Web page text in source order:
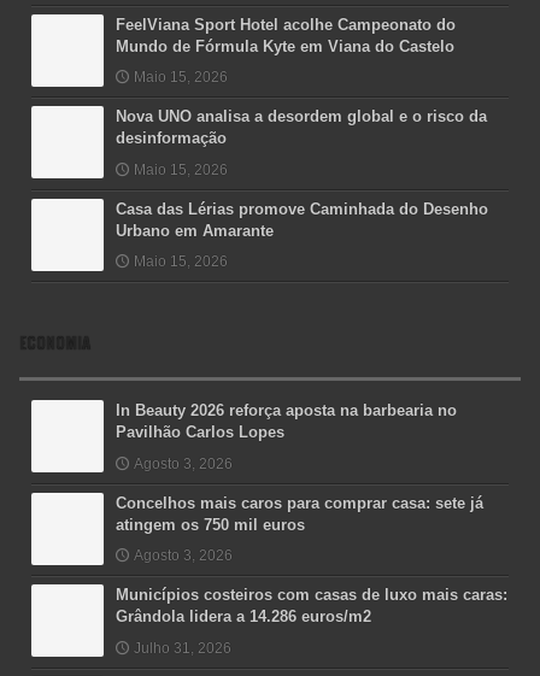
FeelViana Sport Hotel acolhe Campeonato do
Mundo de Fórmula Kyte em Viana do Castelo
Maio 15, 2026
Nova UNO analisa a desordem global e o risco da
desinformação
Maio 15, 2026
Casa das Lérias promove Caminhada do Desenho
Urbano em Amarante
Maio 15, 2026
ECONOMIA
In Beauty 2026 reforça aposta na barbearia no
Pavilhão Carlos Lopes
Agosto 3, 2026
Concelhos mais caros para comprar casa: sete já
atingem os 750 mil euros
Agosto 3, 2026
Municípios costeiros com casas de luxo mais caras:
Grândola lidera a 14.286 euros/m2
Julho 31, 2026